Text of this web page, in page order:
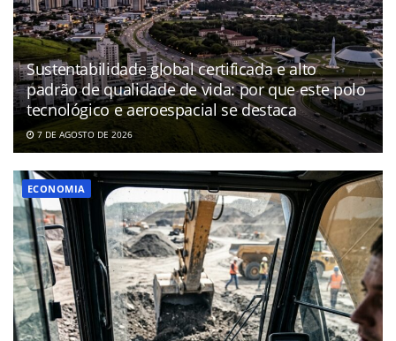
Sustentabilidade global certificada e alto
padrão de qualidade de vida: por que este polo
tecnológico e aeroespacial se destaca
7 DE AGOSTO DE 2026
ECONOMIA